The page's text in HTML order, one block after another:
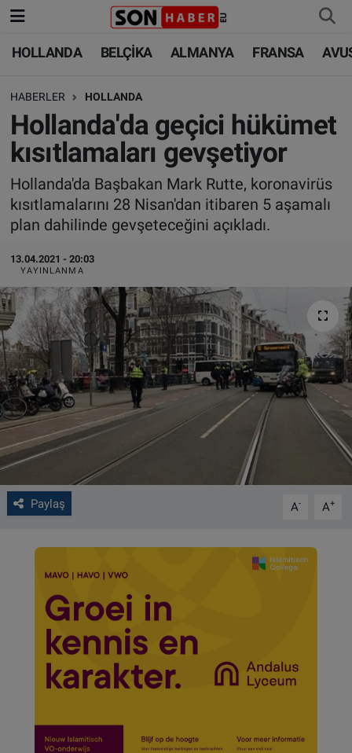
HOLLANDA BELÇİKA ALMANYA FRANSA
HABERLER HOLLANDA
Hollanda'da geçici hükümet
kısıtlamaları gevşetiyor
Hollanda'da Başbakan Mark Rutte, koronavirüs
kısıtlamalarını 28 Nisan'dan itibaren 5 aşamalı
plan dahilinde gevşeteceğini açıkladı.
13.04.2021 - 20:03
YAYINLANMA
Paylaş A- A+
HOLLANDA
BELÇİKA
ALMANYA
FRANSA
AVUSTURYA
SAĞLIK - YAŞAM
BİLİM-TEKNOLOJİ
HOLLANDA
BELÇİKA
ALMANYA
TÜRKİYE
DÜNYA
BİLİM-TEKNOLOJİ
SAĞLIK
FOTO GALERİ
VIDEO GALERİ
ALGEMENE VOORWAARDEN
Çerez Politikası
Nöbetçi Eczaneler
Hava Durumu
Trafik Durumu
Süper Lig Puan Durumu ve Fikstür
Tüm Manşetler
Son Dakika Haberleri
Haber Arşivi